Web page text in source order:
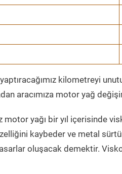
kilometreyi
aracımıza motor yağ
motor yağı bir yıl
kaybeder ve metal
oluşacak demektir.